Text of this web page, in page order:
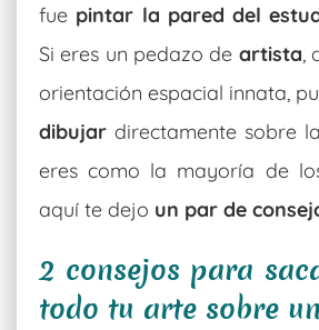
fue pintar la pared del
Si eres un pedazo de artista,
orientación espacial innata,
dibujar directamente sobre la
eres como la mayoría de
aquí te dejo un par de
2 consejos para
todo tu arte sobre